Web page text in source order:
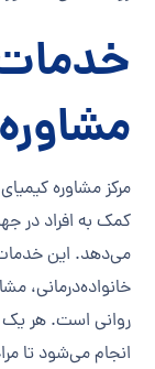
مرکز مشاوره
کمک به افراد در
می‌دهد. این
خانواده‌درمانی،
روانی است. هر
انجام می‌شود تا